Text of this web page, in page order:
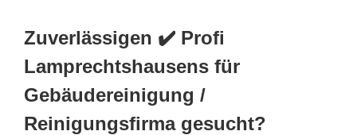
Zuverlässigen ✔️ Profi
Lamprechtshausens für
Gebäudereinigung /
Reinigungsfirma gesucht?